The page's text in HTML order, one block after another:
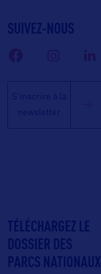
SUIVEZ-NOUS
S'inscrire à la
newsletter
TÉLÉCHARGEZ LE
DOSSIER DES
PARCS NATIONAUX